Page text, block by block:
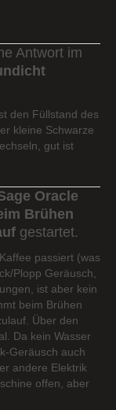
Antwort im
den Füllstand des
kleine Schwarze
gut ist
Oracle
Brühen
gestartet.
passiert (was
Plopp Geräusch,
ist aber kein
beim Brühen
Über den
Da kein Wasser
Geräusch auch
andere Elektrik
offen, aber